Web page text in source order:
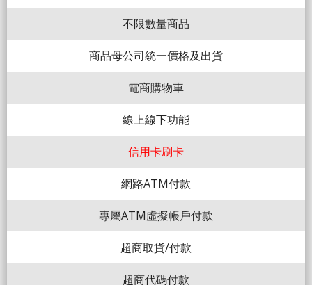
不限數量商品
商品母公司統一價格及出貨
電商購物車
線上線下功能
信用卡刷卡
網路ATM付款
專屬ATM虛擬帳戶付款
超商取貨/付款
超商代碼付款